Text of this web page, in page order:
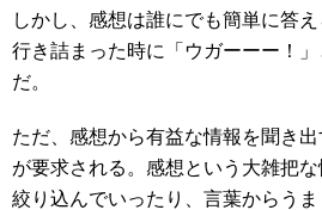
しかし、感想は誰にでも簡単に答
行き詰まった時に「ウガーーー！
だ。
ただ、感想から有益な情報を聞き
が要求される。感想という大雑把
絞り込んでいったり、言葉からう